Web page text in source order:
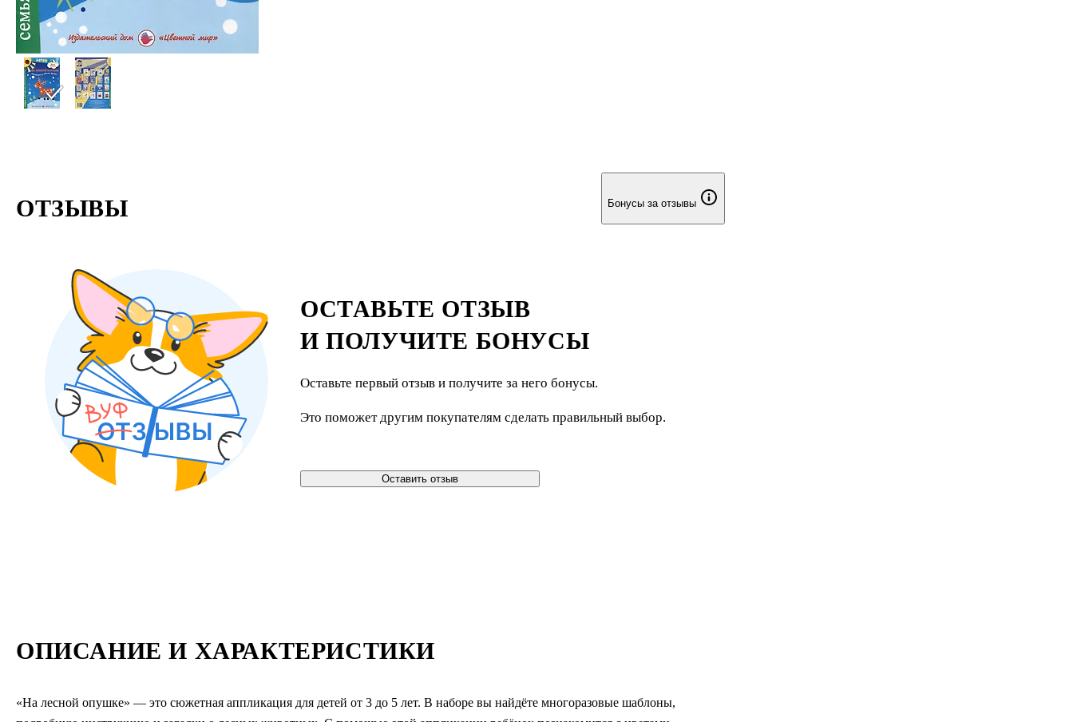
ОПИСАНИЕ И ХАРАКТЕРИСТИКИ
«На лесной опушке» — это сюжетная аппликация для детей от 3 до 5 лет. В наборе вы найдёте многоразовые шаблоны,
ОТЗЫВЫ Бонусы за отзывы
ОСТАВЬТЕ ОТЗЫВ
И ПОЛУЧИТЕ БОНУСЫ
Оставьте первый отзыв и получите за него бонусы.
Это поможет другим покупателям сделать правильный выбор.
Оставить отзыв